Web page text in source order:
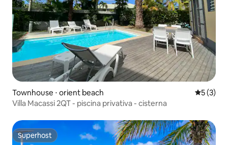
Townhouse ⋅ orient beach 5 de
5 (3)
Villa Macassi 2QT - piscina privativa - cisterna
Superhost
Superhost